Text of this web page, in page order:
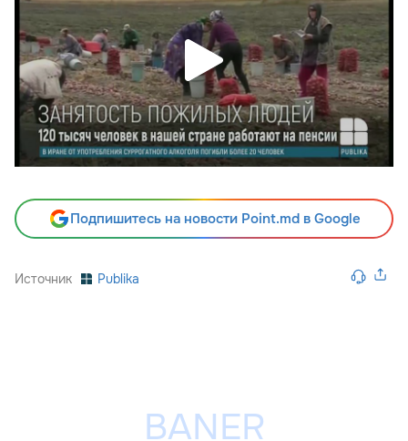
Подпишитесь на новости Point.md в Google
Источник Publika